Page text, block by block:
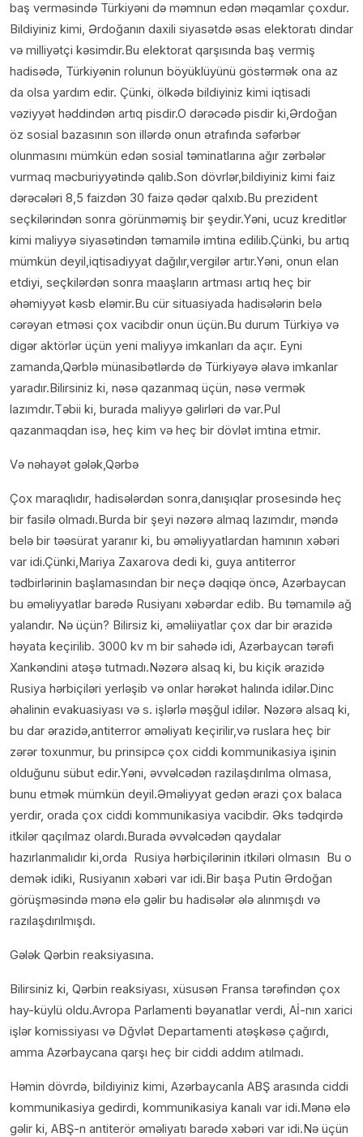
baş verməsində Türkiyəni də məmnun edən məqamlar çoxdur.
Bildiyiniz kimi, Ərdoğanın daxili siyasətdə əsas elektoratı dindar
və milliyətçi kəsimdir.Bu elektorat qarşısında baş vermiş
hadisədə, Türkiyənin rolunun böyüklüyünü göstərmək ona az
da olsa yardım edir. Çünki, ölkədə bildiyiniz kimi iqtisadi
vəziyyət həddindən artıq pisdir.O dərəcədə pisdir ki,Ərdoğan
öz sosial bazasının son illərdə onun ətrafında səfərbər
olunmasını mümkün edən sosial təminatlarına ağır zərbələr
vurmaq məcburiyyətində qalıb.Son dövrlər,bildiyiniz kimi faiz
dərəcələri 8,5 faizdən 30 faizə qədər qalxıb.Bu prezident
seçkilərindən sonra görünməmiş bir şeydir.Yəni, ucuz kreditlər
kimi maliyyə siyasətindən təmamilə imtina edilib.Çünki, bu artıq
mümkün deyil,iqtisadiyyat dağılır,vergilər artır.Yəni, onun elan
etdiyi, seçkilərdən sonra maaşların artması artıq heç bir
əhəmiyyət kəsb eləmir.Bu cür situasiyada hadisələrin belə
cərəyan etməsi çox vacibdir onun üçün.Bu durum Türkiyə və
digər aktörlər üçün yeni maliyyə imkanları da açır. Eyni
zamanda,Qərblə münasibətlərdə də Türkiyəyə əlavə imkanlar
yaradır.Bilirsiniz ki, nəsə qazanmaq üçün, nəsə vermək
lazımdır.Təbii ki, burada maliyyə gəlirləri də var.Pul
qazanmaqdan isə, heç kim və heç bir dövlət imtina etmir.
Və nəhayət gələk,Qərbə
Çox maraqlıdır, hadisələrdən sonra,danışıqlar prosesində heç
bir fasilə olmadı.Burda bir şeyi nəzərə almaq lazımdır, məndə
belə bir təəsürat yaranır ki, bu əməliyyatlardan hamının xəbəri
var idi.Çünki,Mariya Zaxarova dedi ki, guya antiterror
tədbirlərinin başlamasından bir neçə dəqiqə öncə, Azərbaycan
bu əməliyyatlar barədə Rusiyanı xəbərdar edib. Bu təmamilə ağ
yalandır. Nə üçün? Bilirsiz ki, əməliiyatlar çox dar bir ərazidə
həyata keçirilib. 3000 kv m bir sahədə idi, Azərbaycan tərəfi
Xankəndini atəşə tutmadı.Nəzərə alsaq ki, bu kiçik ərazidə
Rusiya hərbiçiləri yerləşib və onlar hərəkət halında idilər.Dinc
əhalinin evakuasiyası və s. işlərlə məşğul idilər. Nəzərə alsaq ki,
bu dar ərazidə,antiterror əməliyatı keçirilir,və ruslara heç bir
zərər toxunmur, bu prinsipcə çox ciddi kommunikasiya işinin
olduğunu sübut edir.Yəni, əvvəlcədən razilaşdırılma olmasa,
bunu etmək mümkün deyil.Əməliyyat gedən ərazi çox balaca
yerdir, orada çox ciddi kommunikasiya vacibdir. Əks tədqirdə
itkilər qaçılmaz olardı.Burada əvvəlcədən qaydalar
hazırlanmalıdır ki,orda Rusiya hərbiçilərinin itkiləri olmasın Bu o
demək idiki, Rusiyanın xəbəri var idi.Bir başa Putin Ərdoğan
görüşməsində mənə elə gəlir bu hadisələr ələ alınmışdı və
razılaşdırılmışdı.
Gələk Qərbin reaksiyasına.
Bilirsiniz ki, Qərbin reaksiyası, xüsusən Fransa tərəfindən çox
hay-küylü oldu.Avropa Parlamenti bəyanatlar verdi, Aİ-nın xarici
işlər komissiyası və Dğvlət Departamenti atəşkəsə çağırdı,
amma Azərbaycana qarşı heç bir ciddi addım atılmadı.
Həmin dövrdə, bildiyiniz kimi, Azərbaycanla ABŞ arasında ciddi
kommunikasiya gedirdi, kommunikasiya kanalı var idi.Mənə elə
gəlir ki, ABŞ-n antiterör əməliyatı barədə xəbəri var idi.Nə üçün